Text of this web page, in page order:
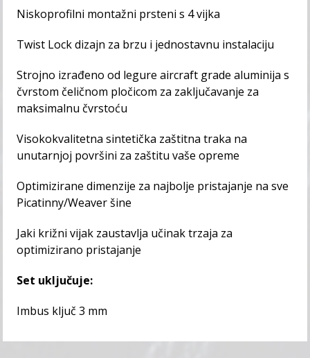
Niskoprofilni montažni prsteni s 4 vijka
Twist Lock dizajn za brzu i jednostavnu instalaciju
Strojno izrađeno od legure aircraft grade aluminija s
čvrstom čeličnom pločicom za zaključavanje za
maksimalnu čvrstoću
Visokokvalitetna sintetička zaštitna traka na
unutarnjoj površini za zaštitu vaše opreme
Optimizirane dimenzije za najbolje pristajanje na sve
Picatinny/Weaver šine
Jaki križni vijak zaustavlja učinak trzaja za
optimizirano pristajanje
Set uključuje:
Imbus ključ 3 mm